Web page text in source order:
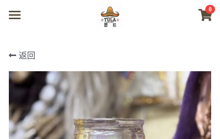
0
商城
视频
我们
联系及问题
返回
×
商品分类
所有商品分类